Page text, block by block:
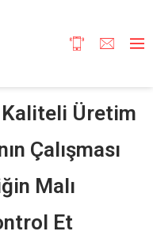
Üretim
Çalışması
Malı
Et